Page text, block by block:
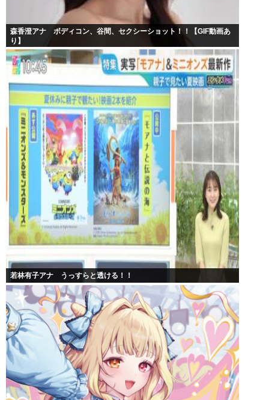
森香澄アナ ボディコン、谷間、セクシーショット！！【GIF動画あ
り】
若林有子アナ うっすらと透ける！！